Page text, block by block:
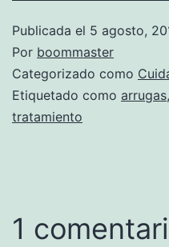
Publicada el 5 agosto,
Por boommaster
Categorizado como
Etiquetado como arrugas,
tratamiento
1